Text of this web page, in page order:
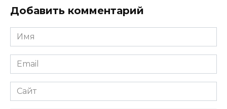
Добавить комментарий
Имя
*
Email
*
Сайт